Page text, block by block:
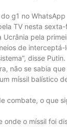
g1 no WhatsApp
TV nesta
pela
de
disse Putin.
não se sabia
míssil balístico
combate, o que
o míssil foi